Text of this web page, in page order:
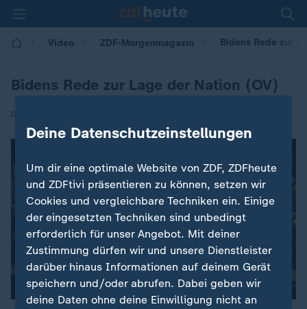
Video ZDF-Morgenmagazin Bidens Rede zur
Bidens Rede zur Lage der Nation (OV)
08.02.2023 | 05:30
Deine Datenschutzeinstellungen
Um dir eine optimale Website von ZDF, ZDFheute
und ZDFtivi präsentieren zu können, setzen wir
Cookies und vergleichbare Techniken ein. Einige
der eingesetzten Techniken sind unbedingt
erforderlich für unser Angebot. Mit deiner
Zustimmung dürfen wir und unsere Dienstleister
darüber hinaus Informationen auf deinem Gerät
speichern und/oder abrufen. Dabei geben wir
deine Daten ohne deine Einwilligung nicht an